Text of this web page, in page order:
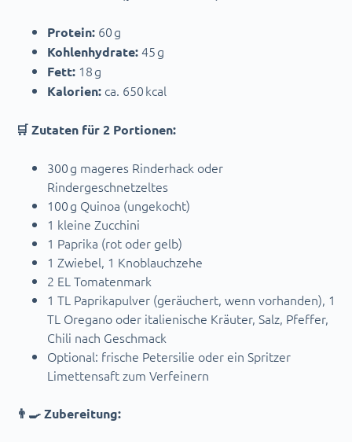
Protein: 60 g
Kohlenhydrate:45 g
Fett: 18 g
Kalorien: ca. 650 kcal
🛒 Zutaten für 2 Portionen:
300 g mageres Rinderhack oder
Rindergeschnetzeltes
100 g Quinoa (ungekocht)
1 kleine Zucchini
1 Paprika (rot oder gelb)
1 Zwiebel, 1 Knoblauchzehe
2 EL Tomatenmark
1 TL Paprikapulver (geräuchert, wenn vorhanden), 1
TL Oregano oder italienische Kräuter, Salz, Pfeffer,
Chili nach Geschmack
Optional: frische Petersilie oder ein Spritzer
Limettensaft zum Verfeinern
👨‍🍳 Zubereitung: